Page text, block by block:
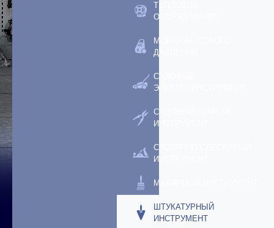
ТЕПЛОВОЕ
ОБОРУДОВАНИЕ
МОЙКИ ВЫСОКОГО
ДАВЛЕНИЯ
САДОВЫЙ
ЭЛЕКТРОИНСТРУМЕНТ
САДОВЫЙ РУЧНОЙ
ИНСТРУМЕНТ
СТОЛЯРНО-СЛЕСАРНЫЙ
ИНСТРУМЕНТ
МАЛЯРНЫЙ ИНСТРУМЕНТ
ШТУКАТУРНЫЙ
ИНСТРУМЕНТ